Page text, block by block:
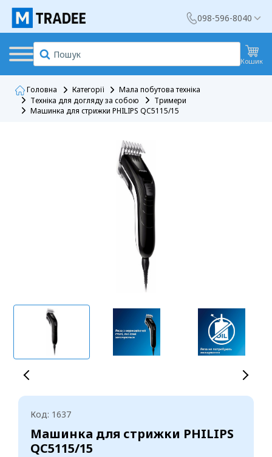
098-596-8040
Кошик
Головна Категорії
Мала побутова техніка
Техніка для догляду за собою
Тримери
Машинка для стрижки PHILIPS QC5115/15
Код: 1637
Машинка для стрижки PHILIPS
QC5115/15